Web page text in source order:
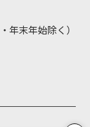
年末年始除く）